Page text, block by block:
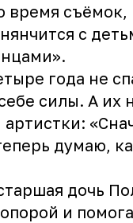
время съёмок,
с
года не
силы. А их
думаю,
дочь
и